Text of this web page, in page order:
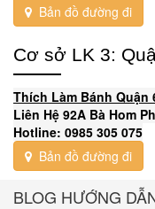
Bản đồ đường đi
Cơ sở LK 3:
Thích Làm Bánh Quận
Liên Hệ 92A Bà Hom
Hotline: 0985 305 075
Bản đồ đường đi
BLOG HƯỚNG